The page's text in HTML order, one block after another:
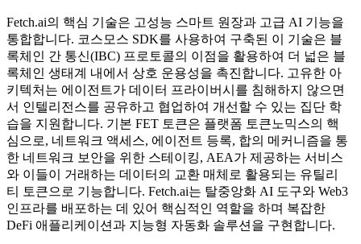
Fetch.ai의 핵심 기술은 고성능 스마트 원장과 고급 AI 기능을
통합합니다. 코스모스 SDK를 사용하여 구축된 이 기술은 블
록체인 간 통신(IBC) 프로토콜의 이점을 활용하여 더 넓은 블
록체인 생태계 내에서 상호 운용성을 촉진합니다. 고유한 아
키텍처는 에이전트가 데이터 프라이버시를 침해하지 않으면
서 인텔리전스를 공유하고 협업하여 개선할 수 있는 집단 학
습을 지원합니다. 기본 FET 토큰은 플랫폼 토큰노믹스의 핵
심으로, 네트워크 액세스, 에이전트 등록, 합의 메커니즘을 통
한 네트워크 보안을 위한 스테이킹, AEA가 제공하는 서비스
와 이들이 거래하는 데이터의 교환 매체로 활용되는 유틸리
티 토큰으로 기능합니다. Fetch.ai는 탈중앙화 AI 도구와 Web3
인프라를 배포하는 데 있어 핵심적인 역할을 하며 복잡한
DeFi 애플리케이션과 지능형 자동화 솔루션을 구현합니다.